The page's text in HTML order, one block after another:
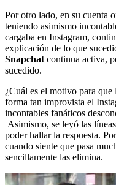
Por otro lado, en su cuenta
teniendo asimismo
cargaba en Instagram,
explicación de lo que
Snapchat continua activa,
sucedido.
¿Cuál es el motivo para que
forma tan improvista el
incontables fanáticos
Asimismo, se leyó las
poder hallar la respuesta.
cuando siente que pasa
sencillamente las elimina.